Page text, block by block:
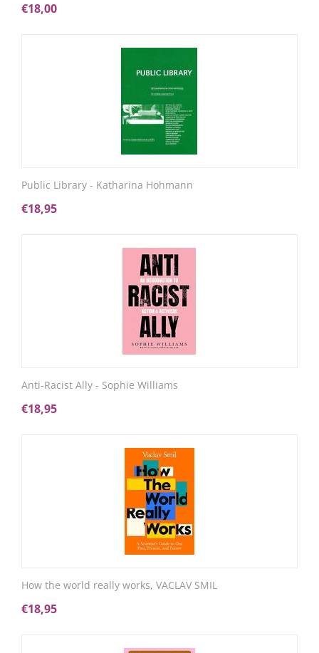
€18,00
Public Library - Katharina Hohmann
€18,95
Anti-Racist Ally - Sophie Williams
€18,95
How the world really works, VACLAV SMIL
€18,95